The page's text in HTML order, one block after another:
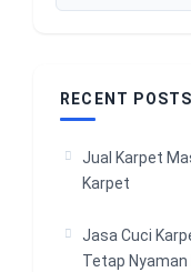
RECENT POSTS
Jual Karpet
Karpet
Jasa Cuci
Tetap